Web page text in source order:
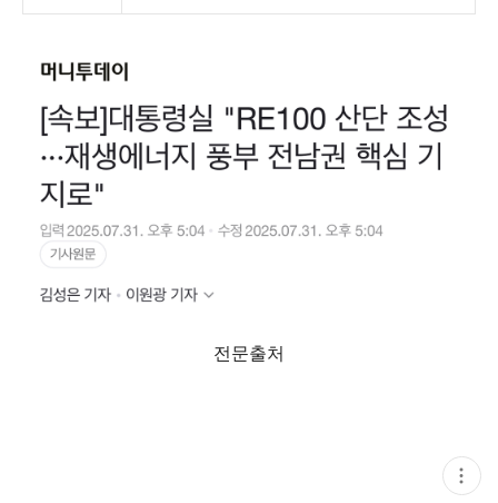
전문출처
현
재